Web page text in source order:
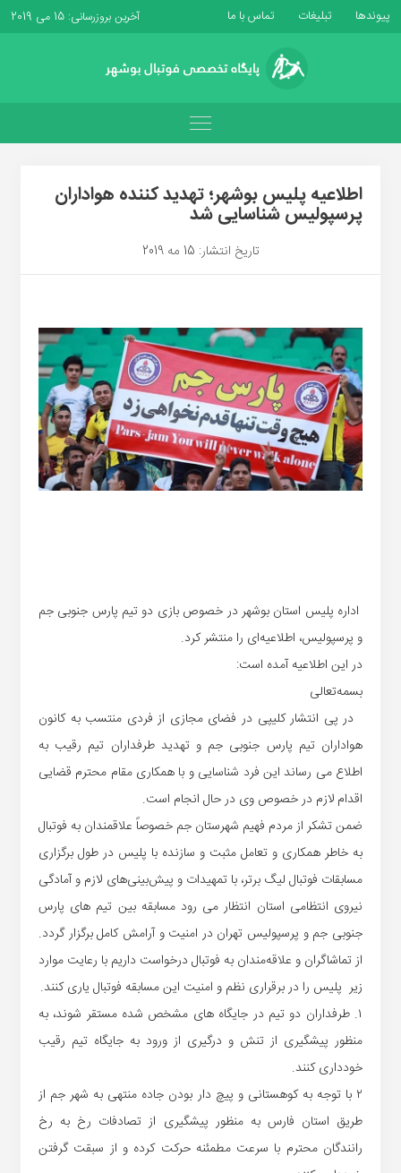
پیوندها تبلیغات تماس با ما آخرین بروزرسانی: 15 می 2019
اطلاعیه پلیس بوشهر؛ تهدید کننده هواداران
پرسپولیس شناسایی شد
تاریخ انتشار: 15 مه 2019
اداره پلیس استان بوشهر در خصوص بازی دو تیم پارس جنوبی جم
و پرسپولیس، اطلاعیه‌ای را منتشر کرد.
در این اطلاعیه آمده است:
بسمه‌تعالی
در پی انتشار کلیپی در فضای مجازی از فردی منتسب به کانون
هواداران تیم پارس جنوبی جم و تهدید طرفداران تیم رقیب به
اطلاع می رساند این فرد شناسایی و با همکاری مقام محترم قضایی
اقدام لازم در خصوص وی در حال انجام است.
ضمن تشکر از مردم فهیم شهرستان جم خصوصاً علاقمندان به فوتبال
به خاطر همکاری و تعامل مثبت و سازنده با پلیس در طول برگزاری
مسابقات فوتبال لیگ برتر، با تمهیدات و پیش‌بینی‌های لازم و آمادگی
نیروی انتظامی استان انتظار می رود مسابقه بین تیم های پارس
جنوبی جم و پرسپولیس تهران در امنیت و آرامش کامل برگزار گردد.
از تماشاگران و علاقه‌مندان به فوتبال درخواست داریم با رعایت موارد
زیر پلیس را در برقراری نظم و امنیت این مسابقه فوتبال یاری کنند.
۱. طرفداران دو تیم در جایگاه های مشخص شده مستقر شوند، به
منظور پیشگیری از تنش و درگیری از ورود به جایگاه تیم رقیب
خودداری کنند.
۲ با توجه به کوهستانی و پیچ دار بودن جاده منتهی به شهر جم از
طریق استان فارس به منظور پیشگیری از تصادفات رخ به رخ
رانندگان محترم با سرعت مطمئنه حرکت کرده و از سبقت گرفتن